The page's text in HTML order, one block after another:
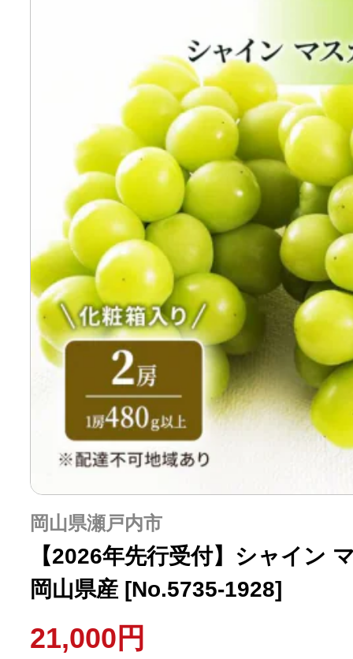
問い合わせ
岡山県瀬戸内市
【2026年先行受付】シャイン
岡山県産 [No.5735-1928]
21,000円